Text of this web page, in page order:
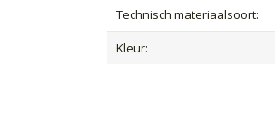
Technisch materiaalsoort:
Kleur: